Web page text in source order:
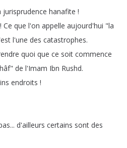
jurisprudence hanafite !
! Ce que l'on appelle aujourd'hui "la
l'une des catastrophes.
quoi que ce soit commence
" de l'Imam Ibn Rushd.
endroits !
... d'ailleurs certains sont des